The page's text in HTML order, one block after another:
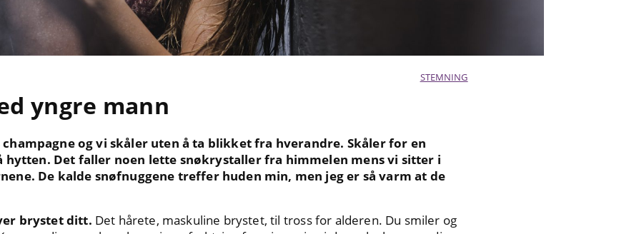
STEMNING
yngre mann
og vi skåler uten å ta blikket fra hverandre. Skåler for en
Det faller noen lette snøkrystaller fra himmelen mens vi sitter i
De kalde snøfnuggene treffer huden min, men jeg er så varm at de
brystet ditt. Det hårete, maskuline brystet, til tross for alderen. Du smiler og